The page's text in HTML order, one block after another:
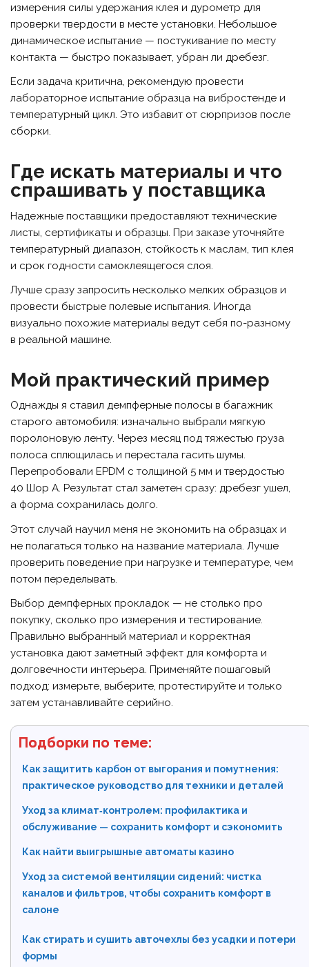
измерения силы удержания клея и дурометр для
проверки твердости в месте установки. Небольшое
динамическое испытание — постукивание по месту
контакта — быстро показывает, убран ли дребезг.
Если задача критична, рекомендую провести
лабораторное испытание образца на вибростенде и
температурный цикл. Это избавит от сюрпризов после
сборки.
Где искать материалы и что
спрашивать у поставщика
Надежные поставщики предоставляют технические
листы, сертификаты и образцы. При заказе уточняйте
температурный диапазон, стойкость к маслам, тип клея
и срок годности самоклеящегося слоя.
Лучше сразу запросить несколько мелких образцов и
провести быстрые полевые испытания. Иногда
визуально похожие материалы ведут себя по-разному
в реальной машине.
Мой практический пример
Однажды я ставил демпферные полосы в багажник
старого автомобиля: изначально выбрали мягкую
поролоновую ленту. Через месяц под тяжестью груза
полоса сплющилась и перестала гасить шумы.
Перепробовали EPDM с толщиной 5 мм и твердостью
40 Шор A. Результат стал заметен сразу: дребезг ушел,
а форма сохранилась долго.
Этот случай научил меня не экономить на образцах и
не полагаться только на название материала. Лучше
проверить поведение при нагрузке и температуре, чем
потом переделывать.
Выбор демпферных прокладок — не столько про
покупку, сколько про измерения и тестирование.
Правильно выбранный материал и корректная
установка дают заметный эффект для комфорта и
долговечности интерьера. Применяйте пошаговый
подход: измерьте, выберите, протестируйте и только
затем устанавливайте серийно.
Подборки по теме:
Как защитить карбон от выгорания и помутнения:
практическое руководство для техники и деталей
Уход за климат‑контролем: профилактика и
обслуживание — сохранить комфорт и сэкономить
Как найти выигрышные автоматы казино
Уход за системой вентиляции сидений: чистка
каналов и фильтров, чтобы сохранить комфорт в
салоне
Как стирать и сушить авточехлы без усадки и потери
формы